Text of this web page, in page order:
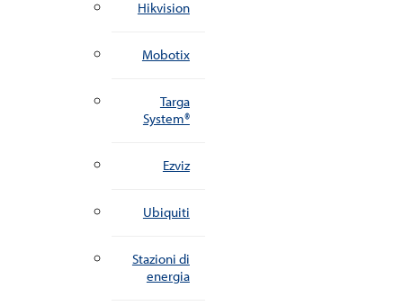
Hikvision
Mobotix
Targa
System®
Ezviz
Ubiquiti
Stazioni di
energia